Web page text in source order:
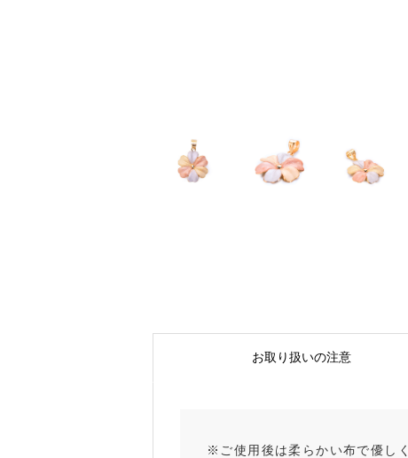
お取り扱いの注意
※ご使用後は柔らかい布で優し